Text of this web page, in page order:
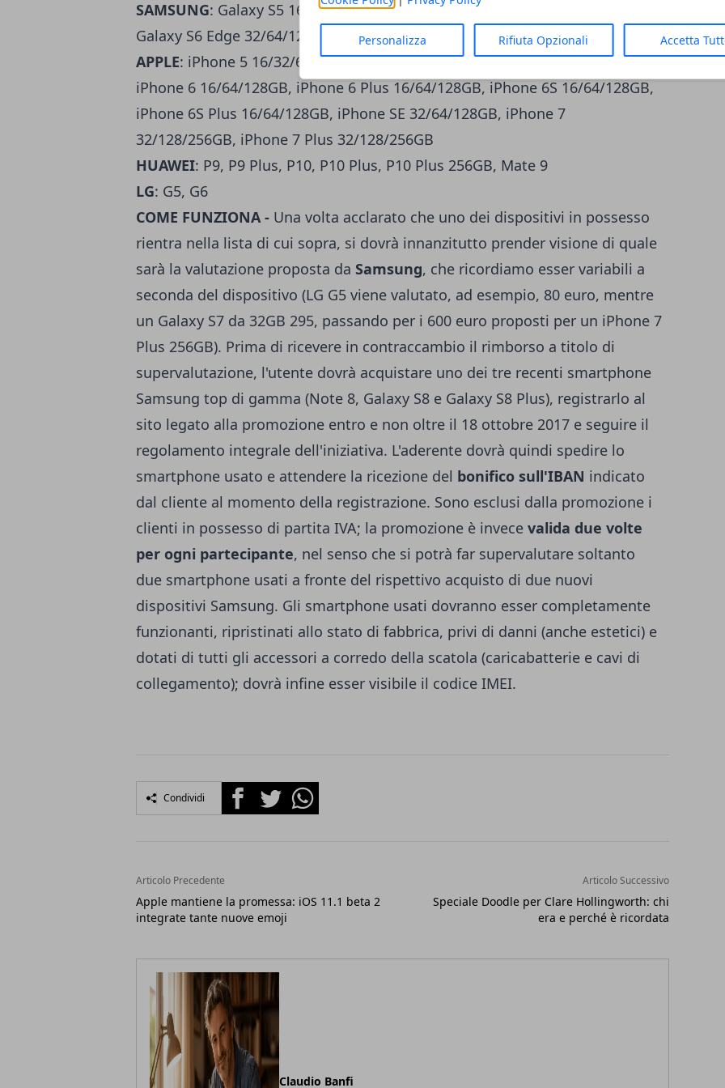
Personalizza Rifiuta Opzionali Accetta
SAMSUNG: Galaxy S5 16/32GB, Galaxy Note 4, Galaxy S6 32/64/128GB,
Galaxy S6 Edge 32/64/128GB, Galaxy S7 32/64GB, Galaxy S7 Edge 32/64GB
APPLE: iPhone 5 16/32/64GB, iPhone 5S 16/32/64GB, iPhone 5S 8/16/32GB,
iPhone 6 16/64/128GB, iPhone 6 Plus 16/64/128GB, iPhone 6S 16/64/128GB,
iPhone 6S Plus 16/64/128GB, iPhone SE 32/64/128GB, iPhone 7
32/128/256GB, iPhone 7 Plus 32/128/256GB
HUAWEI: P9, P9 Plus, P10, P10 Plus, P10 Plus 256GB, Mate 9
LG: G5, G6
COME FUNZIONA - Una volta acclarato che uno dei dispositivi in possesso
rientra nella lista di cui sopra, si dovrà innanzitutto prender visione di quale
sarà la valutazione proposta da Samsung, che ricordiamo esser variabili a
seconda del dispositivo (LG G5 viene valutato, ad esempio, 80 euro, mentre
un Galaxy S7 da 32GB 295, passando per i 600 euro proposti per un iPhone 7
Plus 256GB). Prima di ricevere in contraccambio il rimborso a titolo di
supervalutazione, l'utente dovrà acquistare uno dei tre recenti smartphone
Samsung top di gamma (Note 8, Galaxy S8 e Galaxy S8 Plus), registrarlo al
sito legato alla promozione entro e non oltre il 18 ottobre 2017 e seguire il
regolamento integrale dell'iniziativa. L'aderente dovrà quindi spedire lo
smartphone usato e attendere la ricezione del bonifico sull'IBAN indicato
dal cliente al momento della registrazione. Sono esclusi dalla promozione i
clienti in possesso di partita IVA; la promozione è invece valida due volte
per ogni partecipante, nel senso che si potrà far supervalutare soltanto
due smartphone usati a fronte del rispettivo acquisto di due nuovi
dispositivi Samsung. Gli smartphone usati dovranno esser completamente
funzionanti, ripristinati allo stato di fabbrica, privi di danni (anche estetici) e
dotati di tutti gli accessori a corredo della scatola (caricabatterie e cavi di
collegamento); dovrà infine esser visibile il codice IMEI.
Condividi FacebookTwitterWhatsapp
Articolo Precedente
Apple mantiene la promessa: iOS 11.1 beta 2
integrate tante nuove emoji
Articolo Successivo
Speciale Doodle per Clare Hollingworth: chi
era e perché è ricordata
Claudio Banfi